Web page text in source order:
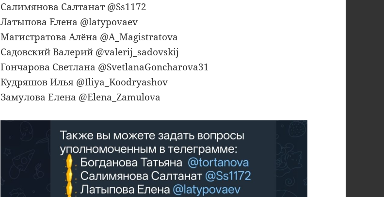
Салимянова Салтанат @Ss1172
Латыпова Елена @latypovaev
Магистратова Алёна @A_Magistratova
Садовский Валерий @valerij_sadovskij
Гончарова Светлана @SvetlanaGoncharova31
Кудряшов Илья @Iliya_Koodryashov
Замулова Елена @Elena_Zamulova